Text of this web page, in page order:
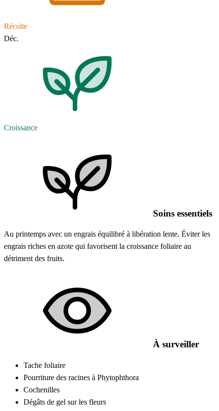
Récolte
Déc.
Croissance
Soins essentiels
Au printemps avec un engrais équilibré à libération lente. Éviter les
engrais riches en azote qui favorisent la croissance foliaire au
détriment des fruits.
À surveiller
Tache foliaire
Pourriture des racines à Phytophthora
Cochenilles
Dégâts de gel sur les fleurs